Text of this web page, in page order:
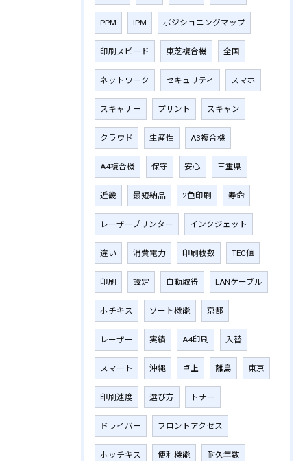
PPM IPM ポジショニングマップ
印刷スピード 東芝複合機 全国
ネットワーク セキュリティ スマホ
スキャナー プリント スキャン
クラウド 生産性 A3複合機
A4複合機 保守 安心 三重県
近畿 最短納品 2色印刷 寿命
レーザープリンター インクジェット
違い 消費電力 印刷枚数 TEC値
印刷 設定 自動取得 LANケーブル
ホチキス ソート機能 京都
レーザー 実績 A4印刷 入替
スマート 沖縄 卓上 離島 東京
印刷速度 選び方 トナー
ドライバー フロントアクセス
ホッチキス 便利機能 耐久年数